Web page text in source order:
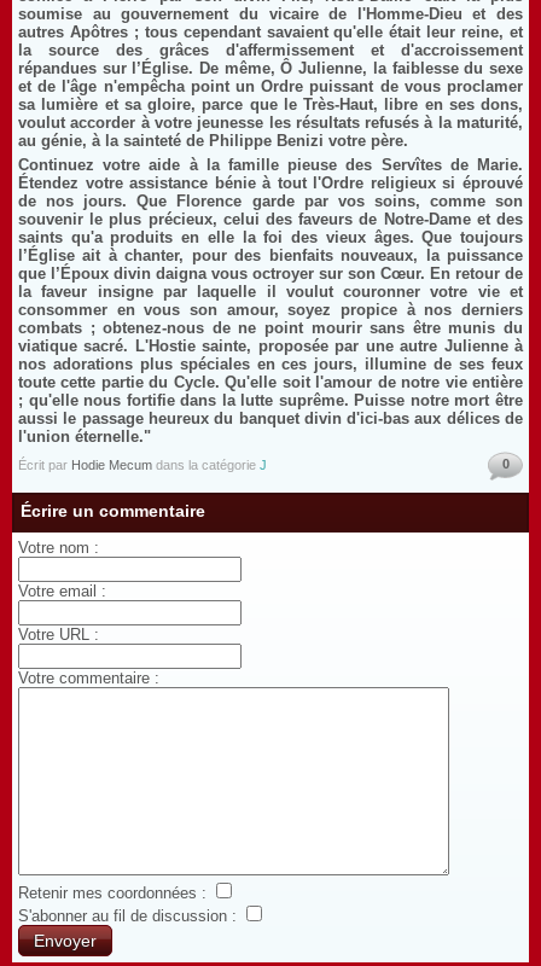
soumise au gouvernement du vicaire de l'Homme-Dieu et des
autres Apôtres ; tous cependant savaient qu'elle était leur reine, et
la source des grâces d'affermissement et d'accroissement
répandues sur l’Église. De même, Ô Julienne, la faiblesse du sexe
et de l'âge n'empêcha point un Ordre puissant de vous proclamer
sa lumière et sa gloire, parce que le Très-Haut, libre en ses dons,
voulut accorder à votre jeunesse les résultats refusés à la maturité,
au génie, à la sainteté de Philippe Benizi votre père.
Continuez votre aide à la famille pieuse des Servîtes de Marie.
Étendez votre assistance bénie à tout l'Ordre religieux si éprouvé
de nos jours. Que Florence garde par vos soins, comme son
souvenir le plus précieux, celui des faveurs de Notre-Dame et des
saints qu'a produits en elle la foi des vieux âges. Que toujours
l’Église ait à chanter, pour des bienfaits nouveaux, la puissance
que l’Époux divin daigna vous octroyer sur son Cœur. En retour de
la faveur insigne par laquelle il voulut couronner votre vie et
consommer en vous son amour, soyez propice à nos derniers
combats ; obtenez-nous de ne point mourir sans être munis du
viatique sacré. L'Hostie sainte, proposée par une autre Julienne à
nos adorations plus spéciales en ces jours, illumine de ses feux
toute cette partie du Cycle. Qu'elle soit l'amour de notre vie entière
; qu'elle nous fortifie dans la lutte suprême. Puisse notre mort être
aussi le passage heureux du banquet divin d'ici-bas aux délices de
l'union éternelle."
Écrit par Hodie Mecum dans la catégorie J 0
Écrire un commentaire
Votre nom :
Votre email :
Votre URL :
Votre commentaire :
Retenir mes coordonnées :
S'abonner au fil de discussion :